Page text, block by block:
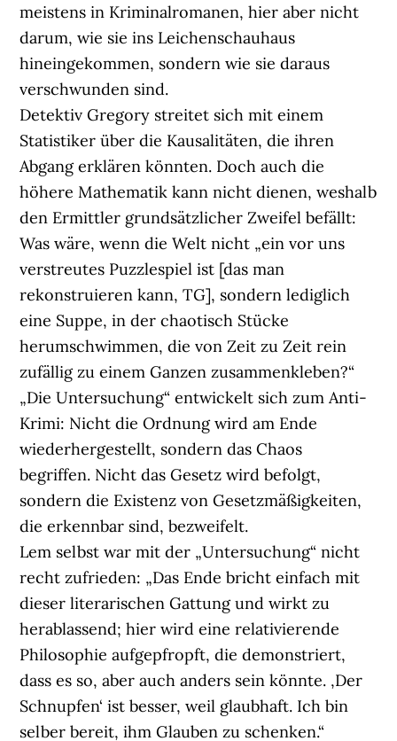
meistens in Kriminalromanen, hier aber nicht
darum, wie sie ins Leichenschauhaus
hineingekommen, sondern wie sie daraus
verschwunden sind.
Detektiv Gregory streitet sich mit einem
Statistiker über die Kausalitäten, die ihren
Abgang erklären könnten. Doch auch die
höhere Mathematik kann nicht dienen, weshalb
den Ermittler grundsätzlicher Zweifel befällt:
Was wäre, wenn die Welt nicht „ein vor uns
verstreutes Puzzlespiel ist [das man
rekonstruieren kann, TG], sondern lediglich
eine Suppe, in der chaotisch Stücke
herumschwimmen, die von Zeit zu Zeit rein
zufällig zu einem Ganzen zusammenkleben?“
„Die Untersuchung“ entwickelt sich zum Anti-
Krimi: Nicht die Ordnung wird am Ende
wiederhergestellt, sondern das Chaos
begriffen. Nicht das Gesetz wird befolgt,
sondern die Existenz von Gesetzmäßigkeiten,
die erkennbar sind, bezweifelt.
Lem selbst war mit der „Untersuchung“ nicht
recht zufrieden: „Das Ende bricht einfach mit
dieser literarischen Gattung und wirkt zu
herablassend; hier wird eine relativierende
Philosophie aufgepfropft, die demonstriert,
dass es so, aber auch anders sein könnte. ‚Der
Schnupfen‘ ist besser, weil glaubhaft. Ich bin
selber bereit, ihm Glauben zu schenken.“